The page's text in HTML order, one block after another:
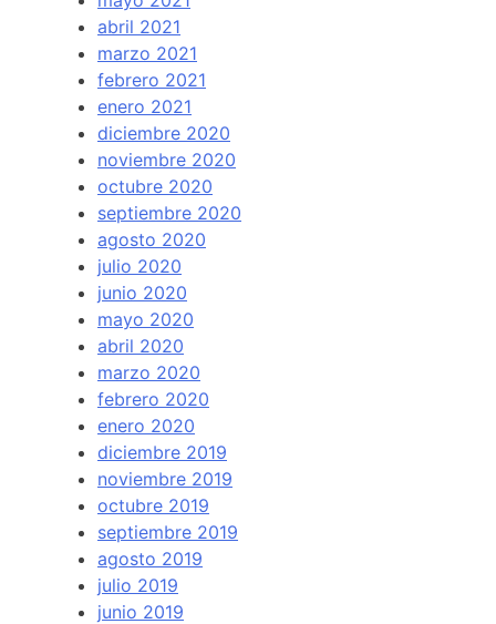
abril 2021
marzo 2021
febrero 2021
enero 2021
diciembre 2020
noviembre 2020
octubre 2020
septiembre 2020
agosto 2020
julio 2020
junio 2020
mayo 2020
abril 2020
marzo 2020
febrero 2020
enero 2020
diciembre 2019
noviembre 2019
octubre 2019
septiembre 2019
agosto 2019
julio 2019
junio 2019